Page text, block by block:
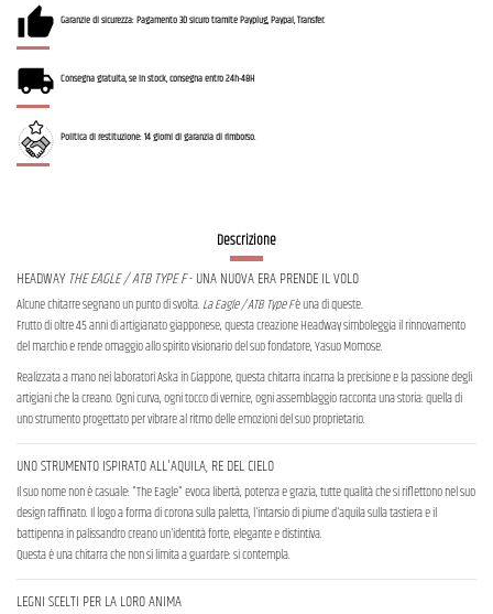
Garanzie di sicurezza: Pagamento 3D sicuro tramite Payplug, Paypal, Transfer.
Consegna gratuita, se in stock, consegna entro 24h-48H
Politica di restituzione: 14 giorni di garanzia di rimborso.
Descrizione
HEADWAY THE EAGLE / ATB TYPE F- UNA NUOVA ERA PRENDE IL VOLO
Alcune chitarre segnano un punto di svolta. La Eagle / ATB Type Fè una di queste.
Frutto di oltre 45 anni di artigianato giapponese, questa creazione Headway simboleggia il rinnovamento
del marchio e rende omaggio allo spirito visionario del suo fondatore, Yasuo Momose.
Realizzata a mano nei laboratori Aska in Giappone, questa chitarra incarna la precisione e la passione degli
artigiani che la creano. Ogni curva, ogni tocco di vernice, ogni assemblaggio racconta una storia: quella di
uno strumento progettato per vibrare al ritmo delle emozioni del suo proprietario.
UNO STRUMENTO ISPIRATO ALL'AQUILA, RE DEL CIELO
Il suo nome non è casuale: "The Eagle" evoca libertà, potenza e grazia, tutte qualità che si riflettono nel suo
design raffinato. Il logo a forma di corona sulla paletta, l'intarsio di piume d'aquila sulla tastiera e il
battipenna in palissandro creano un'identità forte, elegante e distintiva.
Questa è una chitarra che non si limita a guardare: si contempla.
LEGNI SCELTI PER LA LORO ANIMA